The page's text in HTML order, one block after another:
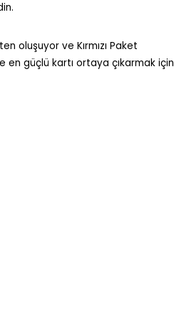
oluşuyor ve Kırmızı Paket
en güçlü kartı ortaya çıkarmak için